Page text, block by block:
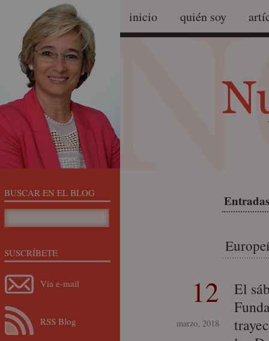
inicio quién soy
12
marzo, 2018
El
BUSCAR EN EL BLOG
SUSCRÍBETE
Vía e-mail
RSS Blog